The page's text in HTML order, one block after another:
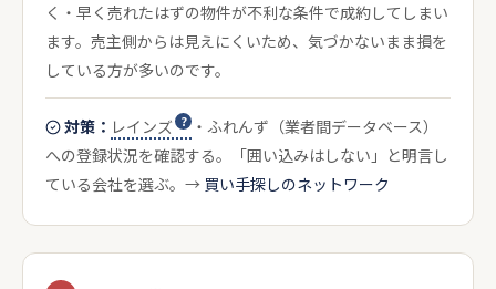
く・早く売れたはずの物件が不利な条件で成約してしまい
ます。売主側からは見えにくいため、気づかないまま損を
している方が多いのです。
対策： レインズ
・ふれんず（業者間データベース）
への登録状況を確認する。「囲い込みはしない」と明言し
ている会社を選ぶ。→ 買い手探しのネットワーク